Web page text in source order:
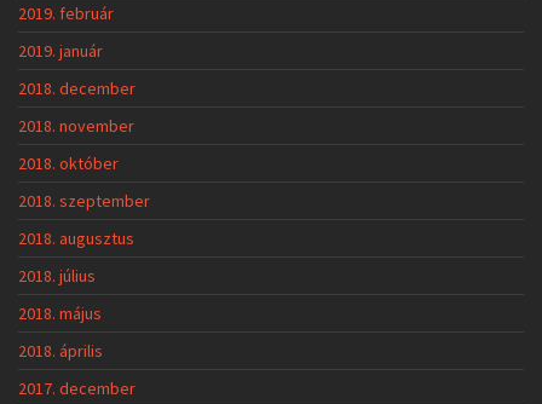
2019. február
2019. január
2018. december
2018. november
2018. október
2018. szeptember
2018. augusztus
2018. július
2018. május
2018. április
2017. december